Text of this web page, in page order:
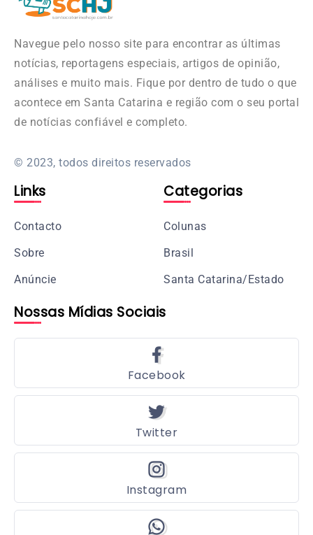
Navegue pelo nosso site para encontrar as últimas
notícias, reportagens especiais, artigos de opinião,
análises e muito mais. Fique por dentro de tudo o que
acontece em Santa Catarina e região com o seu portal
de notícias confiável e completo.
© 2023, todos direitos reservados
Links
Contacto
Sobre
Anúncie
Categorias
Colunas
Brasil
Santa Catarina/Estado
Nossas Mídias Sociais
Facebook
Twitter
Instagram